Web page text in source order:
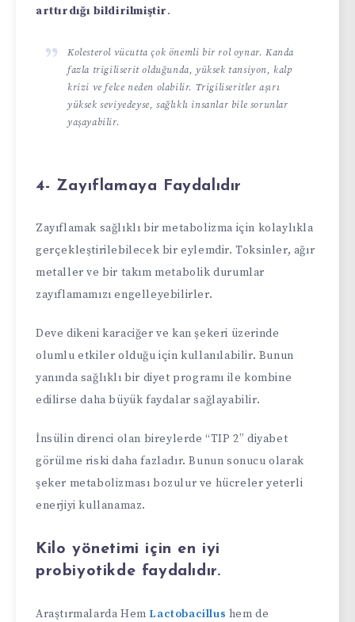
arttırdığı bildirilmiştir.
Kolesterol vücutta çok önemli bir rol oynar. Kanda
fazla trigiliserit olduğunda, yüksek tansiyon, kalp
krizi ve felce neden olabilir. Trigiliseritler aşırı
yüksek seviyedeyse, sağlıklı insanlar bile sorunlar
yaşayabilir.
4- Zayıflamaya Faydalıdır
Zayıflamak sağlıklı bir metabolizma için kolaylıkla
gerçekleştirilebilecek bir eylemdir. Toksinler, ağır
metaller ve bir takım metabolik durumlar
zayıflamamızı engelleyebilirler.
Deve dikeni karaciğer ve kan şekeri üzerinde
olumlu etkiler olduğu için kullanılabilir. Bunun
yanında sağlıklı bir diyet programı ile kombine
edilirse daha büyük faydalar sağlayabilir.
İnsülin direnci olan bireylerde “TIP 2” diyabet
görülme riski daha fazladır. Bunun sonucu olarak
şeker metabolizması bozulur ve hücreler yeterli
enerjiyi kullanamaz.
Kilo yönetimi için en iyi
probiyotikde faydalıdır.
Araştırmalarda HemLactobacillus hem de